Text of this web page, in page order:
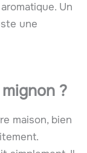
Un
une
?
maison, bien